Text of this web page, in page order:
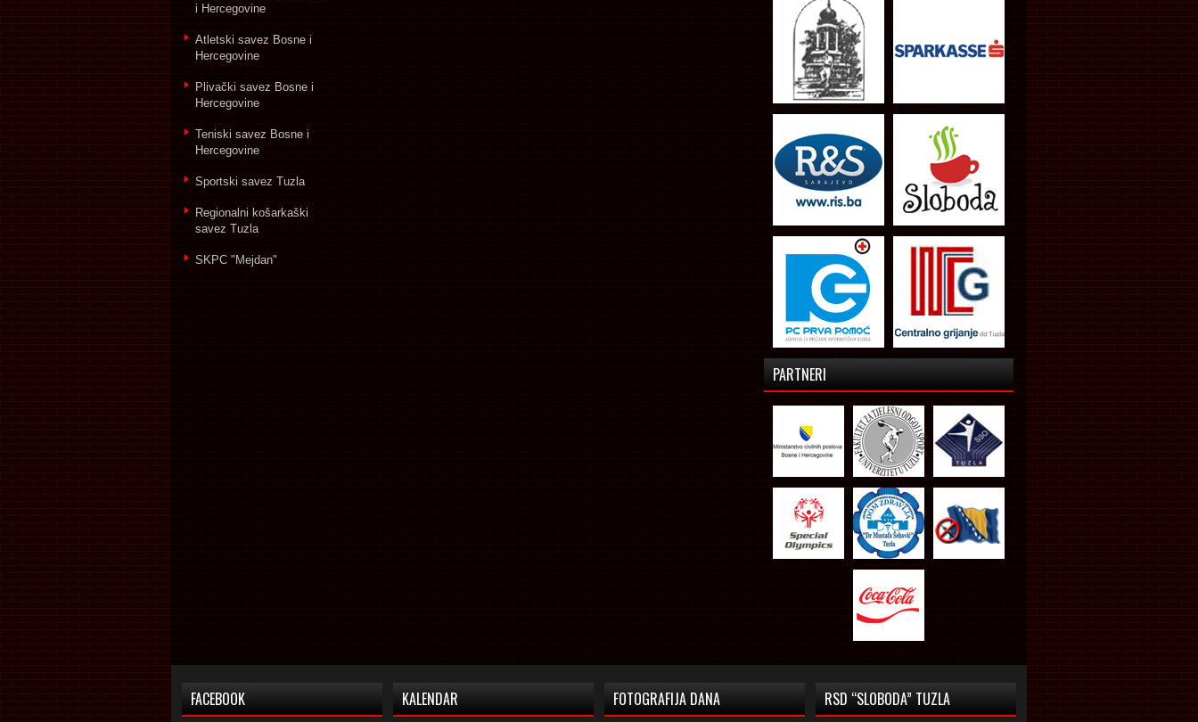
i Hercegovine
Atletski savez Bosne i
Hercegovine
Plivački savez Bosne i
Hercegovine
Teniski savez Bosne i
Hercegovine
Sportski savez Tuzla
Regionalni košarkaški
savez Tuzla
SKPC "Mejdan"
PARTNERI
FACEBOOK KALENDAR FOTOGRAFIJA DANA RSD “SLOBODA” TUZLA